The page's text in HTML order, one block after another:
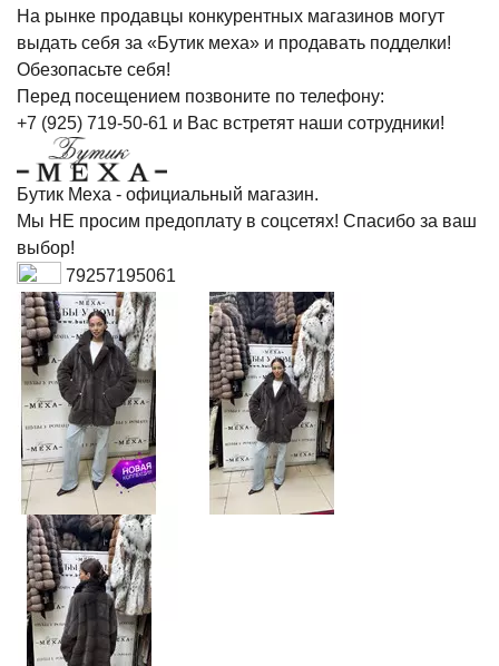
На рынке продавцы конкурентных магазинов могут
выдать себя за «Бутик меха» и продавать подделки!
Обезопасьте себя!
Перед посещением позвоните по телефону:
+7 (925) 719-50-61 и Вас встретят наши сотрудники!
Бутик Меха - официальный магазин.
Мы НЕ просим предоплату в соцсетях! Спасибо за ваш
выбор!
79257195061